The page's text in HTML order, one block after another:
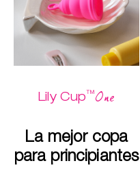
Lily Cup™One
La mejor copa
para principiantes